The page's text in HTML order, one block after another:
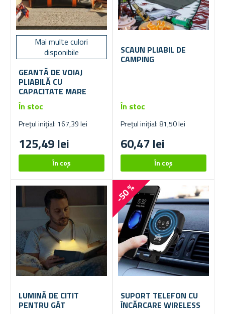
Mai multe culori
disponibile
GEANTĂ DE VOIAJ
PLIABILĂ CU
CAPACITATE MARE
Prețul inițial: 167,39 lei
125,49 lei
În stoc
SCAUN PLIABIL DE
CAMPING
Prețul inițial: 81,50 lei
60,47 lei
În stoc
LUMINĂ DE CITIT
PENTRU GÂT
-50 %
SUPORT TELEFON CU
ÎNCĂRCARE WIRELESS